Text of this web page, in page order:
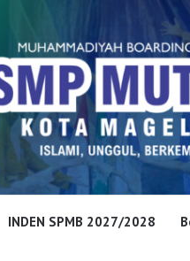
INDEN SPMB 2027/2028